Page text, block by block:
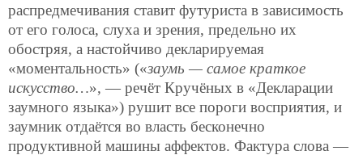
распредмечивания ставит футуриста в зависимость
от его голоса, слуха и зрения, предельно их
обостряя, а настойчиво декларируемая
«моментальность» («заумь — самое краткое
искусство…», — речёт Кручёных в «Декларации
заумного языка») рушит все пороги восприятия, и
заумник отдаётся во власть бесконечно
продуктивной машины аффектов. Фактура слова —